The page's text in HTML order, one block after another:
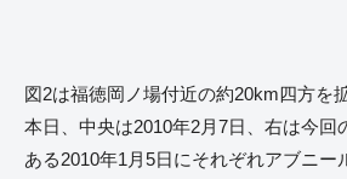
図2は福徳岡ノ場付近の約20km四方を
本日、中央は2010年2月7日、右は今回
ある2010年1月5日にそれぞれアブニー